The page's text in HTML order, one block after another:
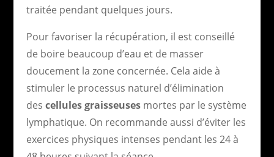
traitée pendant quelques jours.
Pour favoriser la récupération, il est conseillé
de boire beaucoup d’eau et de masser
doucement la zone concernée. Cela aide à
stimuler le processus naturel d’élimination
des cellules graisseusesmortes par le système
lymphatique. On recommande aussi d’éviter les
exercices physiques intenses pendant les 24 à